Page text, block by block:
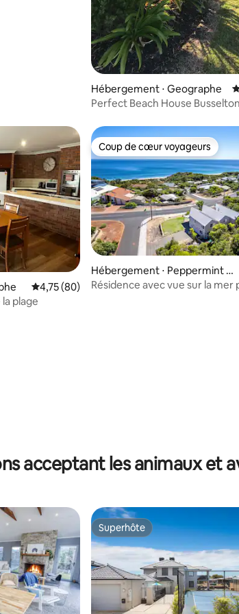
Hébergement ⋅ Geographe
Perfect Beach House
19 commentaires : 5 sur 5
Évaluation moyenne sur la base de 80
4,75 (80)
plage
Coup de cœur voyageurs
Coup de cœur voyageurs
Hébergement ⋅ Peppermint G
rove Beach
Résidence avec vue sur la mer
acceptant les animaux et
commentaires : 4,89 sur 5
Superhôte
Superhôte